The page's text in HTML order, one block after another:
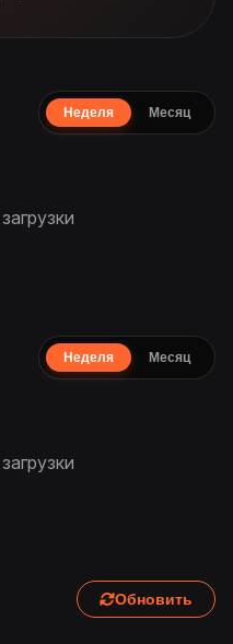
Неделя Месяц
Неделя Месяц
Обновить